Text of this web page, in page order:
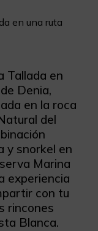
en una ruta
Tallada en
Denia,
en la roca
del
y snorkel en
Marina
experiencia
con tu
rincones
Blanca.